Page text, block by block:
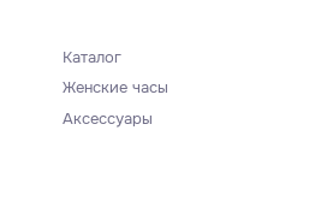
Каталог
Женские часы
Аксессуары